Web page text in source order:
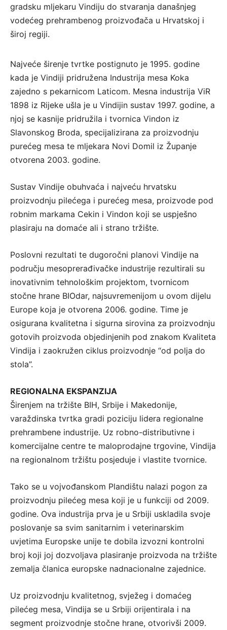
gradsku mljekaru Vindiju do stvaranja današnjeg
vodećeg prehrambenog proizvođača u Hrvatskoj i
široj regiji.
Najveće širenje tvrtke postignuto je 1995. godine
kada je Vindiji pridružena Industrija mesa Koka
zajedno s pekarnicom Laticom. Mesna industrija ViR
1898 iz Rijeke ušla je u Vindijin sustav 1997. godine, a
njoj se kasnije pridružila i tvornica Vindon iz
Slavonskog Broda, specijalizirana za proizvodnju
purećeg mesa te mljekara Novi Domil iz Županje
otvorena 2003. godine.
Sustav Vindije obuhvaća i najveću hrvatsku
proizvodnju pilećega i purećeg mesa, proizvode pod
robnim markama Cekin i Vindon koji se uspješno
plasiraju na domaće ali i strano tržište.
Poslovni rezultati te dugoročni planovi Vindije na
području mesoprerađivačke industrije rezultirali su
inovativnim tehnološkim projektom, tvornicom
stočne hrane BIOdar, najsuvremenijom u ovom dijelu
Europe koja je otvorena 2006. godine. Time je
osigurana kvalitetna i sigurna sirovina za proizvodnju
gotovih proizvoda objedinjenih pod znakom Kvaliteta
Vindija i zaokružen ciklus proizvodnje “od polja do
stola”.
REGIONALNA EKSPANZIJA
Širenjem na tržište BIH, Srbije i Makedonije,
varaždinska tvrtka gradi poziciju lidera regionalne
prehrambene industrije. Uz robno-distributivne i
komercijalne centre te maloprodajne trgovine, Vindija
na regionalnom tržištu posjeduje i vlastite tvornice.
Tako se u vojvođanskom Plandištu nalazi pogon za
proizvodnju pilećeg mesa koji je u funkciji od 2009.
godine. Ova industrija prva je u Srbiji uskladila svoje
poslovanje sa svim sanitarnim i veterinarskim
uvjetima Europske unije te dobila izvozni kontrolni
broj koji joj dozvoljava plasiranje proizvoda na tržište
zemalja članica europske nadnacionalne zajednice.
Uz proizvodnju kvalitetnog, svježeg i domaćeg
pilećeg mesa, Vindija se u Srbiji orijentirala i na
segment proizvodnje stočne hrane, otvorivši 2009.